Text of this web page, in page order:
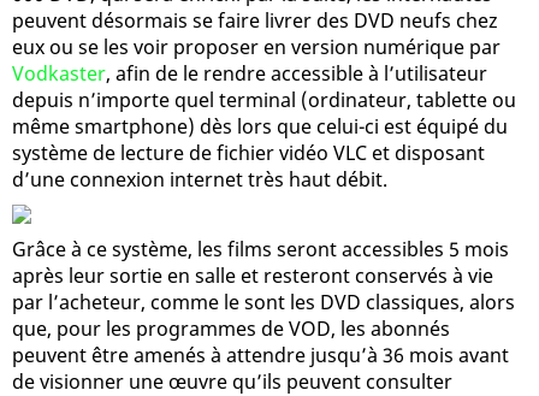
peuvent désormais se faire livrer des DVD neufs chez
eux ou se les voir proposer en version numérique par
Vodkaster, afin de le rendre accessible à l’utilisateur
depuis n’importe quel terminal (ordinateur, tablette ou
même smartphone) dès lors que celui-ci est équipé du
système de lecture de fichier vidéo VLC et disposant
d’une connexion internet très haut débit.
Grâce à ce système, les films seront accessibles 5 mois
après leur sortie en salle et resteront conservés à vie
par l’acheteur, comme le sont les DVD classiques, alors
que, pour les programmes de VOD, les abonnés
peuvent être amenés à attendre jusqu’à 36 mois avant
de visionner une œuvre qu’ils peuvent consulter